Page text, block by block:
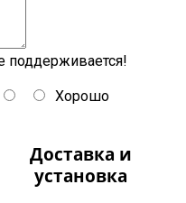
поддерживается!
Хорошо
Доставка и
установка